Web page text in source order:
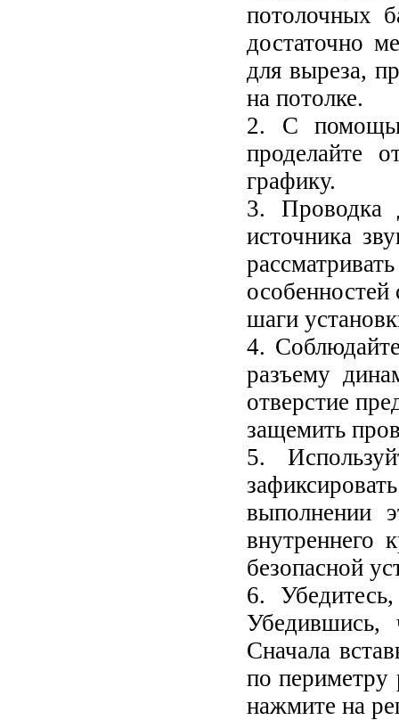
потолочных
достаточно
для выреза,
на потолке.
2. С
проделайте
графику.
3. Проводка
источника
особенностей
шаги
4.
разъему
отверстие
защемить
5.
выполнении
внутреннего
безопасной
6.
Убедившись,
Сначала
по периметру
нажмите на